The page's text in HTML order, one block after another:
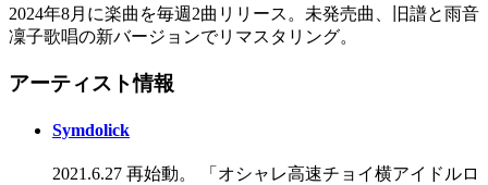
2024年8月に楽曲を毎週2曲リリース。未発売曲、旧譜と雨音
凜子歌唱の新バージョンでリマスタリング。
アーティスト情報
Symdolick
2021.6.27 再始動。 「オシャレ高速チョイ横アイドルロ